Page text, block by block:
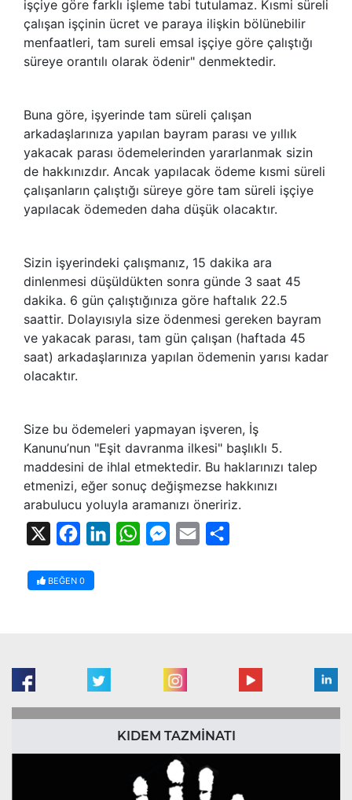
işçiye göre farklı işleme tabi tutulamaz. Kısmi süreli
çalışan işçinin ücret ve paraya ilişkin bölünebilir
menfaatleri, tam sureli emsal işçiye göre çalıştığı
süreye orantılı olarak ödenir" denmektedir.
Buna göre, işyerinde tam süreli çalışan
arkadaşlarınıza yapılan bayram parası ve yıllık
yakacak parası ödemelerinden yararlanmak sizin
de hakkınızdır. Ancak yapılacak ödeme kısmi süreli
çalışanların çalıştığı süreye göre tam süreli işçiye
yapılacak ödemeden daha düşük olacaktır.
Sizin işyerindeki çalışmanız, 15 dakika ara
dinlenmesi düşüldükten sonra günde 3 saat 45
dakika. 6 gün çalıştığınıza göre haftalık 22.5
saattir. Dolayısıyla size ödenmesi gereken bayram
ve yakacak parası, tam gün çalışan (haftada 45
saat) arkadaşlarınıza yapılan ödemenin yarısı kadar
olacaktır.
Size bu ödemeleri yapmayan işveren, İş
Kanunu’nun "Eşit davranma ilkesi" başlıklı 5.
maddesini de ihlal etmektedir. Bu haklarınızı talep
etmenizi, eğer sonuç değişmezse hakkınızı
arabulucu yoluyla aramanızı öneririz.
FacebookLinkedInWhatsAppMessenger
Email
BEĞEN 0
KIDEM TAZMİNATI